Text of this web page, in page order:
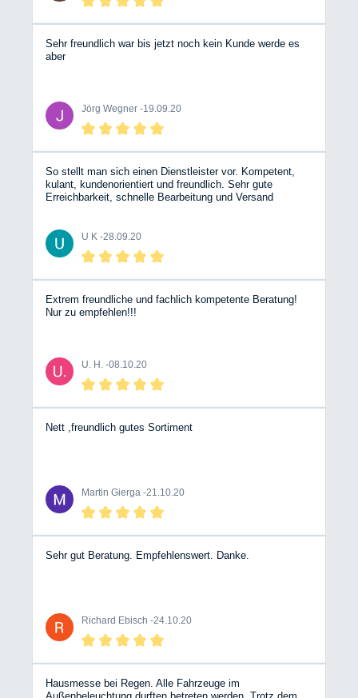
zuvorkommender Service! Werkstatt und die eifrigen
Sehr freundlich war bis jetzt noch kein Kunde werde es
aber
Jörg Wegner -19.09.20
So stellt man sich einen Dienstleister vor. Kompetent,
kulant, kundenorientiert und freundlich. Sehr gute
Erreichbarkeit, schnelle Bearbeitung und Versand
Scheibe von abschneiden. Die sind genau das Gegenteil.
Nochmals dickes Lob dem Team Mit freundlichen Grüßen
Udo Krines
U K -28.09.20
Extrem freundliche und fachlich kompetente Beratung!
Nur zu empfehlen!!!
U. H. -08.10.20
Nett ,freundlich gutes Sortiment
Martin Gierga -21.10.20
Sehr gut Beratung. Empfehlenswert. Danke.
Richard Ebisch -24.10.20
Hausmesse bei Regen. Alle Fahrzeuge im
Außenbeleuchtung durften betreten werden. Trotz dem